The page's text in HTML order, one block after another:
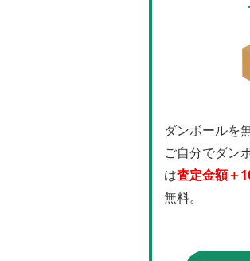
ダンボールを
ご自分でダン
は査定金額＋
無料。